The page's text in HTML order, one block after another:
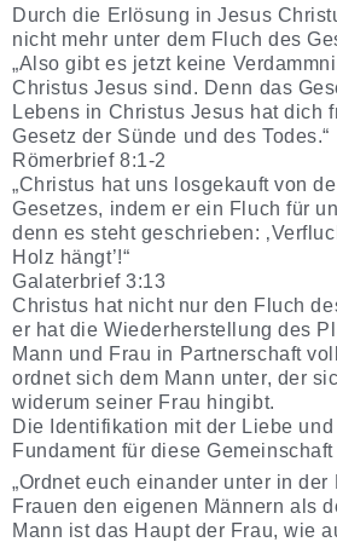
Durch die Erlösung in Jesus
nicht mehr unter dem Fluch des
„Also gibt es jetzt keine
Christus Jesus sind. Denn das
Lebens in Christus Jesus hat dich
Gesetz der Sünde und des Todes.“
Römerbrief 8:1-2
„Christus hat uns losgekauft von
Gesetzes, indem er ein Fluch für
denn es steht geschrieben:
Holz hängt’!“
Galaterbrief 3:13
Christus hat nicht nur den Fluch
er hat die Wiederherstellung des
Mann und Frau in Partnerschaft
ordnet sich dem Mann unter, der
widerum seiner Frau hingibt.
Die Identifikation mit der Liebe
Fundament für diese
„Ordnet euch einander unter in
Frauen den eigenen Männern als
Mann ist das Haupt der Frau, wie